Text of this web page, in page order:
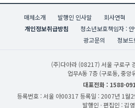
매체소개 발행인 인사말 회사연혁
개인정보취급방침
청소년보호책임자 :
광고문의
정보드
(주)다아라 (08217) 서울 구로구
업무A동 7층 (구로동, 중앙
대표전화 : 1588-
등록번호 : 서울 아00317 등록일 : 2007년 1월
발행인 · 편집인 : 김